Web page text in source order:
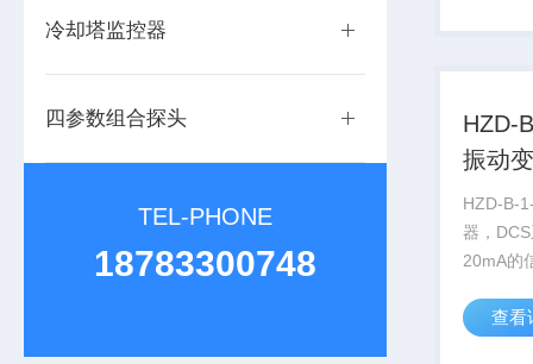
冷却塔监控器
四参数组合探头
TEL-PHONE
18783300748
轮机汽
HZD-
振动
HZD-B-
器，
20mA的
机壳振
查看